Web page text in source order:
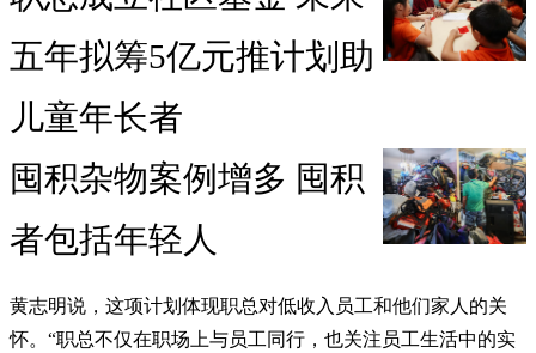
五年拟筹5亿元推计划助
儿童年长者
囤积杂物案例增多 囤积
者包括年轻人
黄志明说，这项计划体现职总对低收入员工和他们家人的关
怀。“职总不仅在职场上与员工同行，也关注员工生活中的实